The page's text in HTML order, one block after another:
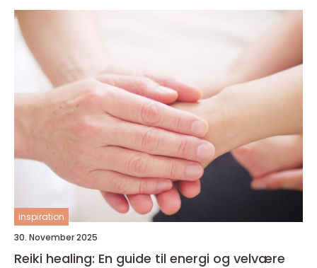
inspiration
30. November 2025
Reiki healing: En guide til energi og velvære